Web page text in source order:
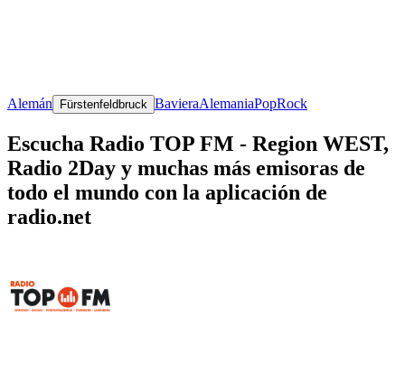
Alemán Fürstenfeldbruck BavieraAlemaniaPopRock
Escucha Radio TOP FM - Region WEST,
Radio 2Day y muchas más emisoras de
todo el mundo con la aplicación de
radio.net